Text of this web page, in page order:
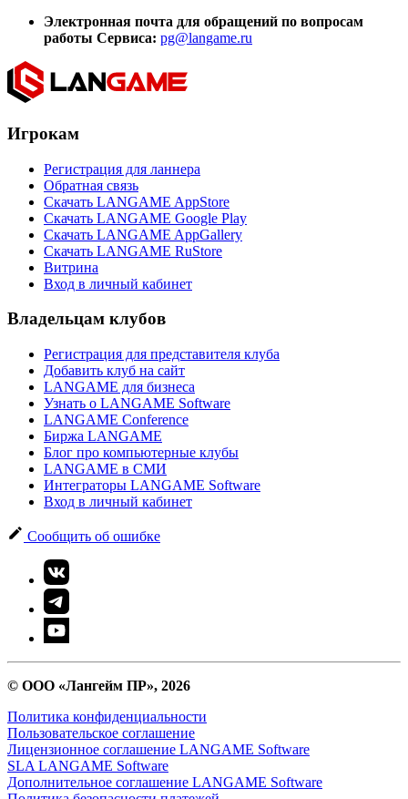
Электронная почта для обращений по вопросам
работы Сервиса: pg@langame.ru
Игрокам
Регистрация для ланнера
Обратная связь
Скачать LANGAME AppStore
Скачать LANGAME Google Play
Скачать LANGAME AppGallery
Скачать LANGAME RuStore
Витрина
Вход в личный кабинет
Владельцам клубов
Регистрация для представителя клуба
Добавить клуб на сайт
LANGAME для бизнеса
Узнать о LANGAME Software
LANGAME Conference
Биржа LANGAME
Блог про компьютерные клубы
LANGAME в СМИ
Интеграторы LANGAME Software
Вход в личный кабинет
Сообщить об ошибке
© ООО «Лангейм ПР», 2026
Политика конфиденциальности
Пользовательское соглашение
Лицензионное соглашение LANGAME Software
SLA LANGAME Software
Дополнительное соглашение LANGAME Software